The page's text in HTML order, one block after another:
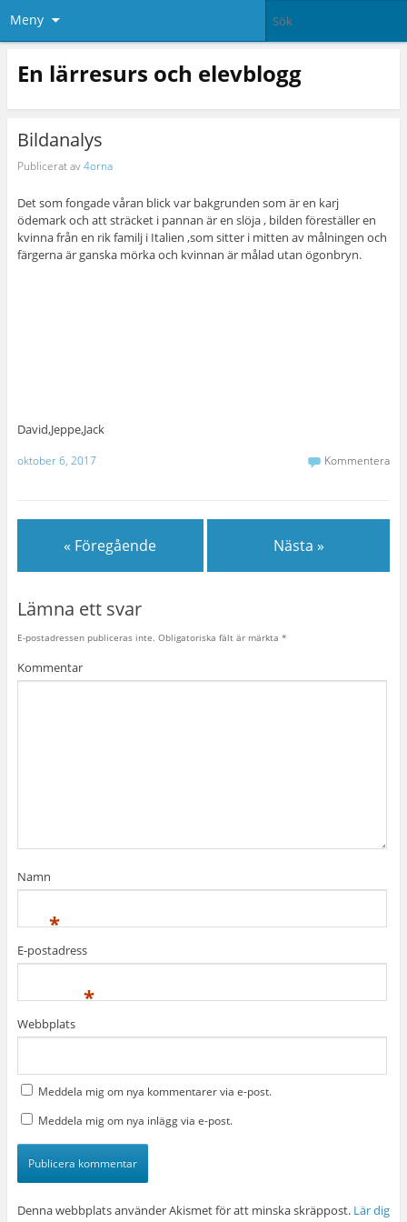
Meny
En lärresurs och elevblogg
Bildanalys
Publicerat av4orna
Det som fongade våran blick var bakgrunden som är en karj
ödemark och att sträcket i pannan är en slöja , bilden föreställer en
kvinna från en rik familj i Italien ,som sitter i mitten av målningen och
färgerna är ganska mörka och kvinnan är målad utan ögonbryn.
David,Jeppe,Jack
oktober 6, 2017 Kommentera
« Föregående Nästa »
Lämna ett svar
E-postadressen publiceras inte. Obligatoriska fält är märkta *
Kommentar
Namn
*
E-postadress
*
Webbplats
Meddela mig om nya kommentarer via e-post.
Meddela mig om nya inlägg via e-post.
Denna webbplats använder Akismet för att minska skräppost. Lär dig